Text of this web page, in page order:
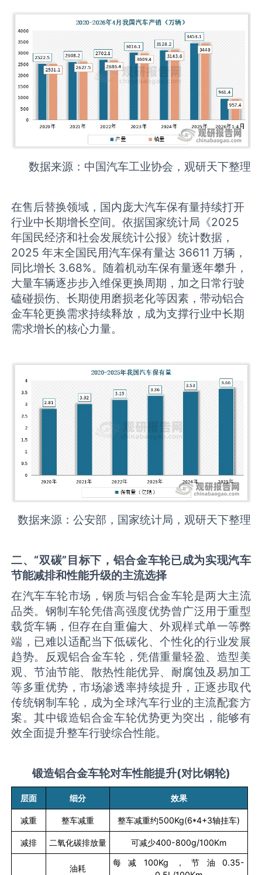
数据来源：中国汽车工业协会，观研天下整理
在售后替换领域，国内庞大汽车保有量持续打开
行业中长期增长空间。依据国家统计局《2025
年国民经济和社会发展统计公报》统计数据，
2025 年末全国民用汽车保有量达 36611 万辆，
同比增长 3.68%。随着机动车保有量逐年攀升，
大量车辆逐步步入维保更换周期，加之日常行驶
磕碰损伤、长期使用磨损老化等因素，带动铝合
金车轮更换需求持续释放，成为支撑行业中长期
需求增长的核心力量。
数据来源：公安部，国家统计局，观研天下整理
二、 “双碳”目标下，铝合金车轮已成为实现汽车
节能减排和性能升级的主流选择
在汽车车轮市场，钢质与铝合金车轮是两大主流
品类。钢制车轮凭借高强度优势曾广泛用于重型
载货车辆，但存在自重偏大、外观样式单一等弊
端，已难以适配当下低碳化、个性化的行业发展
趋势。反观铝合金车轮，凭借重量轻盈、造型美
观、节油节能、散热性能优异、耐腐蚀及易加工
等多重优势，市场渗透率持续提升，正逐步取代
传统钢制车轮，成为全球汽车行业的主流配套方
案。其中锻造铝合金车轮优势更为突出，能够有
效全面提升整车行驶综合性能。
锻造铝合金车轮对车性能提升(对比钢轮)
层面 细分 效果
减重 整车减重 整车减重约500Kg(6*4+3轴挂车)
减排 二氧化碳排放量 可减少400-800g/100Km
油耗
每减100Kg ，节油0.35-